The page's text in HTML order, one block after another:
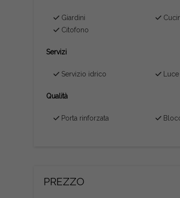
Giardini
Citofono
Servizi
Servizio idrico Luce
Qualità
Porta rinforzata
PREZZO